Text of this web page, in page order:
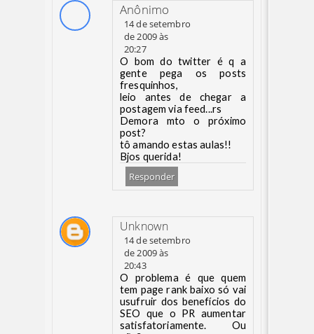
Anônimo
14 de setembro
de 2009 às
20:27
O bom do twitter é q a
gente pega os posts
fresquinhos,
leio antes de chegar a
postagem via feed...rs
Demora mto o próximo
post?
tô amando estas aulas!!
Bjos querida!
Responder
Unknown
14 de setembro
de 2009 às
20:43
O problema é que quem
tem page rank baixo só vai
usufruir dos benefícios do
SEO que o PR aumentar
satisfatoriamente. Ou